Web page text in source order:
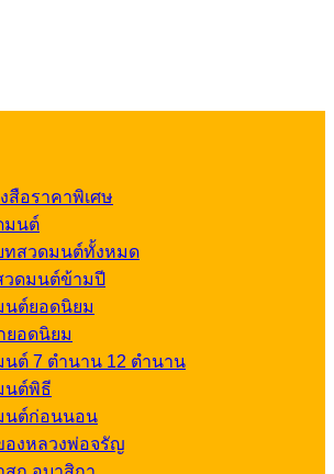
สือราคาพิเศษ
มนต์
ทสวดมนต์ทั้งหมด
วดมนต์ข้ามปี
นต์ยอดนิยม
ยอดนิยม
ต์ 7 ตำนาน 12 ตำนาน
นต์พิธี
นต์ก่อนนอน
งหลวงพ่อจรัญ